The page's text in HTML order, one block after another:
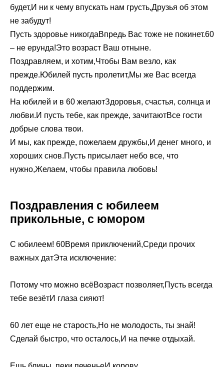
будет,И ни к чему впускать нам грусть,Друзья об этом
не забудут!
Пусть здоровье никогдаВпредь Вас тоже не покинет.60
– не ерунда!Это возраст Ваш отныне.
Поздравляем, и хотим,Чтобы Вам везло, как
прежде.Юбилей пусть пролетит,Мы же Вас всегда
поддержим.
На юбилей и в 60 желаютЗдоровья, счастья, солнца и
любви.И пусть тебе, как прежде, зачитаютВсе гости
добрые слова твои.
И мы, как прежде, пожелаем дружбы,И денег много, и
хороших снов.Пусть присылает небо все, что
нужно,Желаем, чтобы правила любовь!
Поздравления с юбилеем
прикольные, с юмором
С юбилеем! 60Время приключений,Среди прочих
важных датЭта исключение:
Потому что можно всёВозраст позволяет,Пусть всегда
тебе везётИ глаза сияют!
60 лет еще не старость,Но не молодость, ты знай!
Сделай быстро, что осталось,И на печке отдыхай.